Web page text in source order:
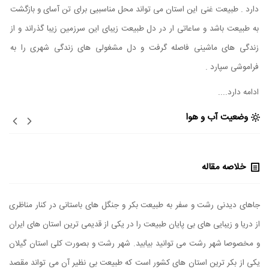
دارد . طبیعت غنی این استان می تواند محل مناسبیی برای تن آسای و بازگشت
به طبیعت باشد و ساعاتی ار در دل طبیعت زیبای این سرزمین زیبا گذراند و از
زندگی های ماشینی فاصله گرفت و دل مشغولی های زندگی شهری را به
فراموشی سپارد .
ادامه دارد....
وضعیت آب و هوا
خلاصه مقاله
جاهای دیدنی رشت و سفر به طبیعت بکر و جنگل های باستانی در کنار مناظری
از دریا و زیبایی های بی پایان طبیعت را در یکی از قدیمی ترین استان های ایران
و مخصوصا شهر رشت می توانید بیابید. شهر رشت و بصورت کلی استان گیلان
یکی از بکر ترین استان های کشور است که طبیعت بی نظیر آن می تواند مقصد